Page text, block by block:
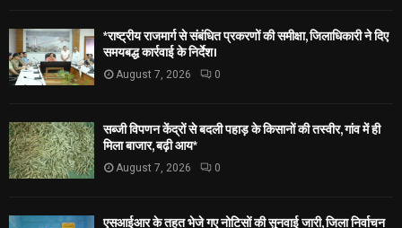
*राष्ट्रीय राजमार्ग से संबंधित प्रकरणों की समीक्षा, जिलाधिकारी ने दिए
समयबद्ध कार्रवाई के निर्देश।
August 7, 2026 0
सब्जी विपणन केंद्रों से बदली पहाड़ के किसानों की तस्वीर, गांव में ही
मिला बाजार, बढ़ी आय*
August 7, 2026 0
एसआईआर के तहत भेजे गए नोटिसों की सुनवाई जारी, जिला निर्वाचन